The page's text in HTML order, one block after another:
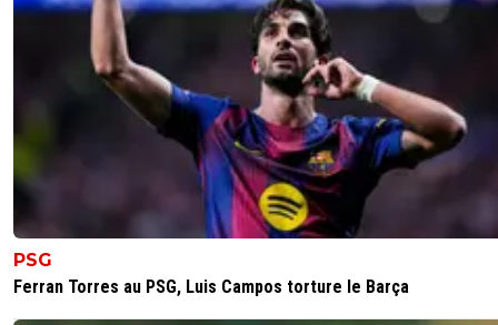
PSG
Ferran Torres au PSG, Luis Campos torture le Barça